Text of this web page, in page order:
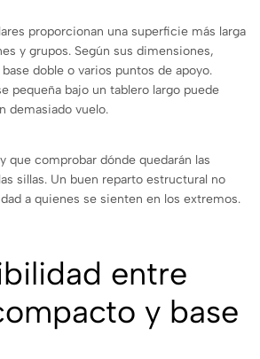
proporcionan una superficie más larga
y grupos. Según sus dimensiones,
doble o varios puntos de apoyo.
pequeña bajo un tablero largo puede
demasiado vuelo.
que comprobar dónde quedarán las
sillas. Un buen reparto estructural no
a quienes se sienten en los extremos.
entre
y base